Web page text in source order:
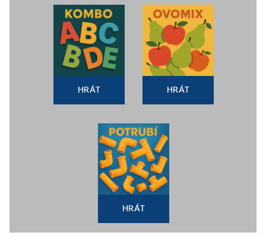
HRÁT HRÁT
HRÁT